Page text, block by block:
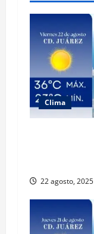
Clima
22 agosto, 2025